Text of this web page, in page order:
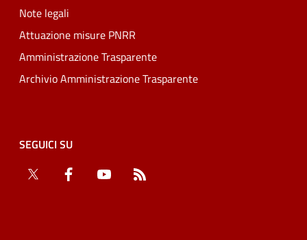
Note legali
Attuazione misure PNRR
Amministrazione Trasparente
Archivio Amministrazione Trasparente
SEGUICI SU
Twitter
Facebook YouTube